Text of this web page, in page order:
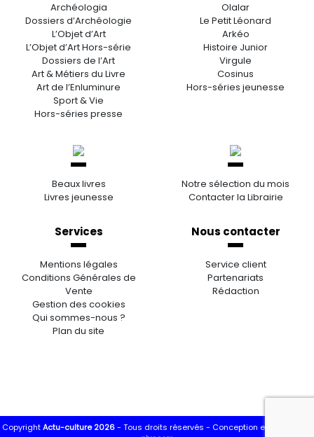
Archéologia
Dossiers d’Archéologie
L’Objet d’Art
L’Objet d’Art Hors-série
Dossiers de l’Art
Art & Métiers du Livre
Art de l’Enluminure
Sport & Vie
Hors-séries presse
Olalar
Le Petit Léonard
Arkéo
Histoire Junior
Virgule
Cosinus
Hors-séries jeunesse
Beaux livres
Livres jeunesse
Notre sélection du mois
Contacter la Librairie
Services
Mentions légales
Conditions Générales de
Vente
Gestion des cookies
Qui sommes-nous ?
Plan du site
Nous contacter
Service client
Partenariats
Rédaction
CopyrightActu-culture 2026- Tous droits réservés - Conception et réalisation